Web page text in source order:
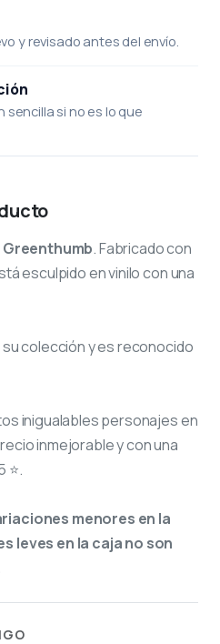
y revisado antes del envío.
sencilla si no es lo que
Greenthumb. Fabricado con
esculpido en vinilo con una
colección y es reconocido
inigualables personajes en
inmejorable y con una
⭐.
menores en la
leves en la caja no son